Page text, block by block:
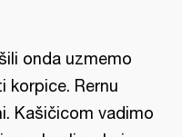
onda uzmemo
korpice. Rernu
Kašičicom vadimo